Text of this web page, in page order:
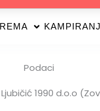
Podaci
Ljubičić 1990 d.o.o